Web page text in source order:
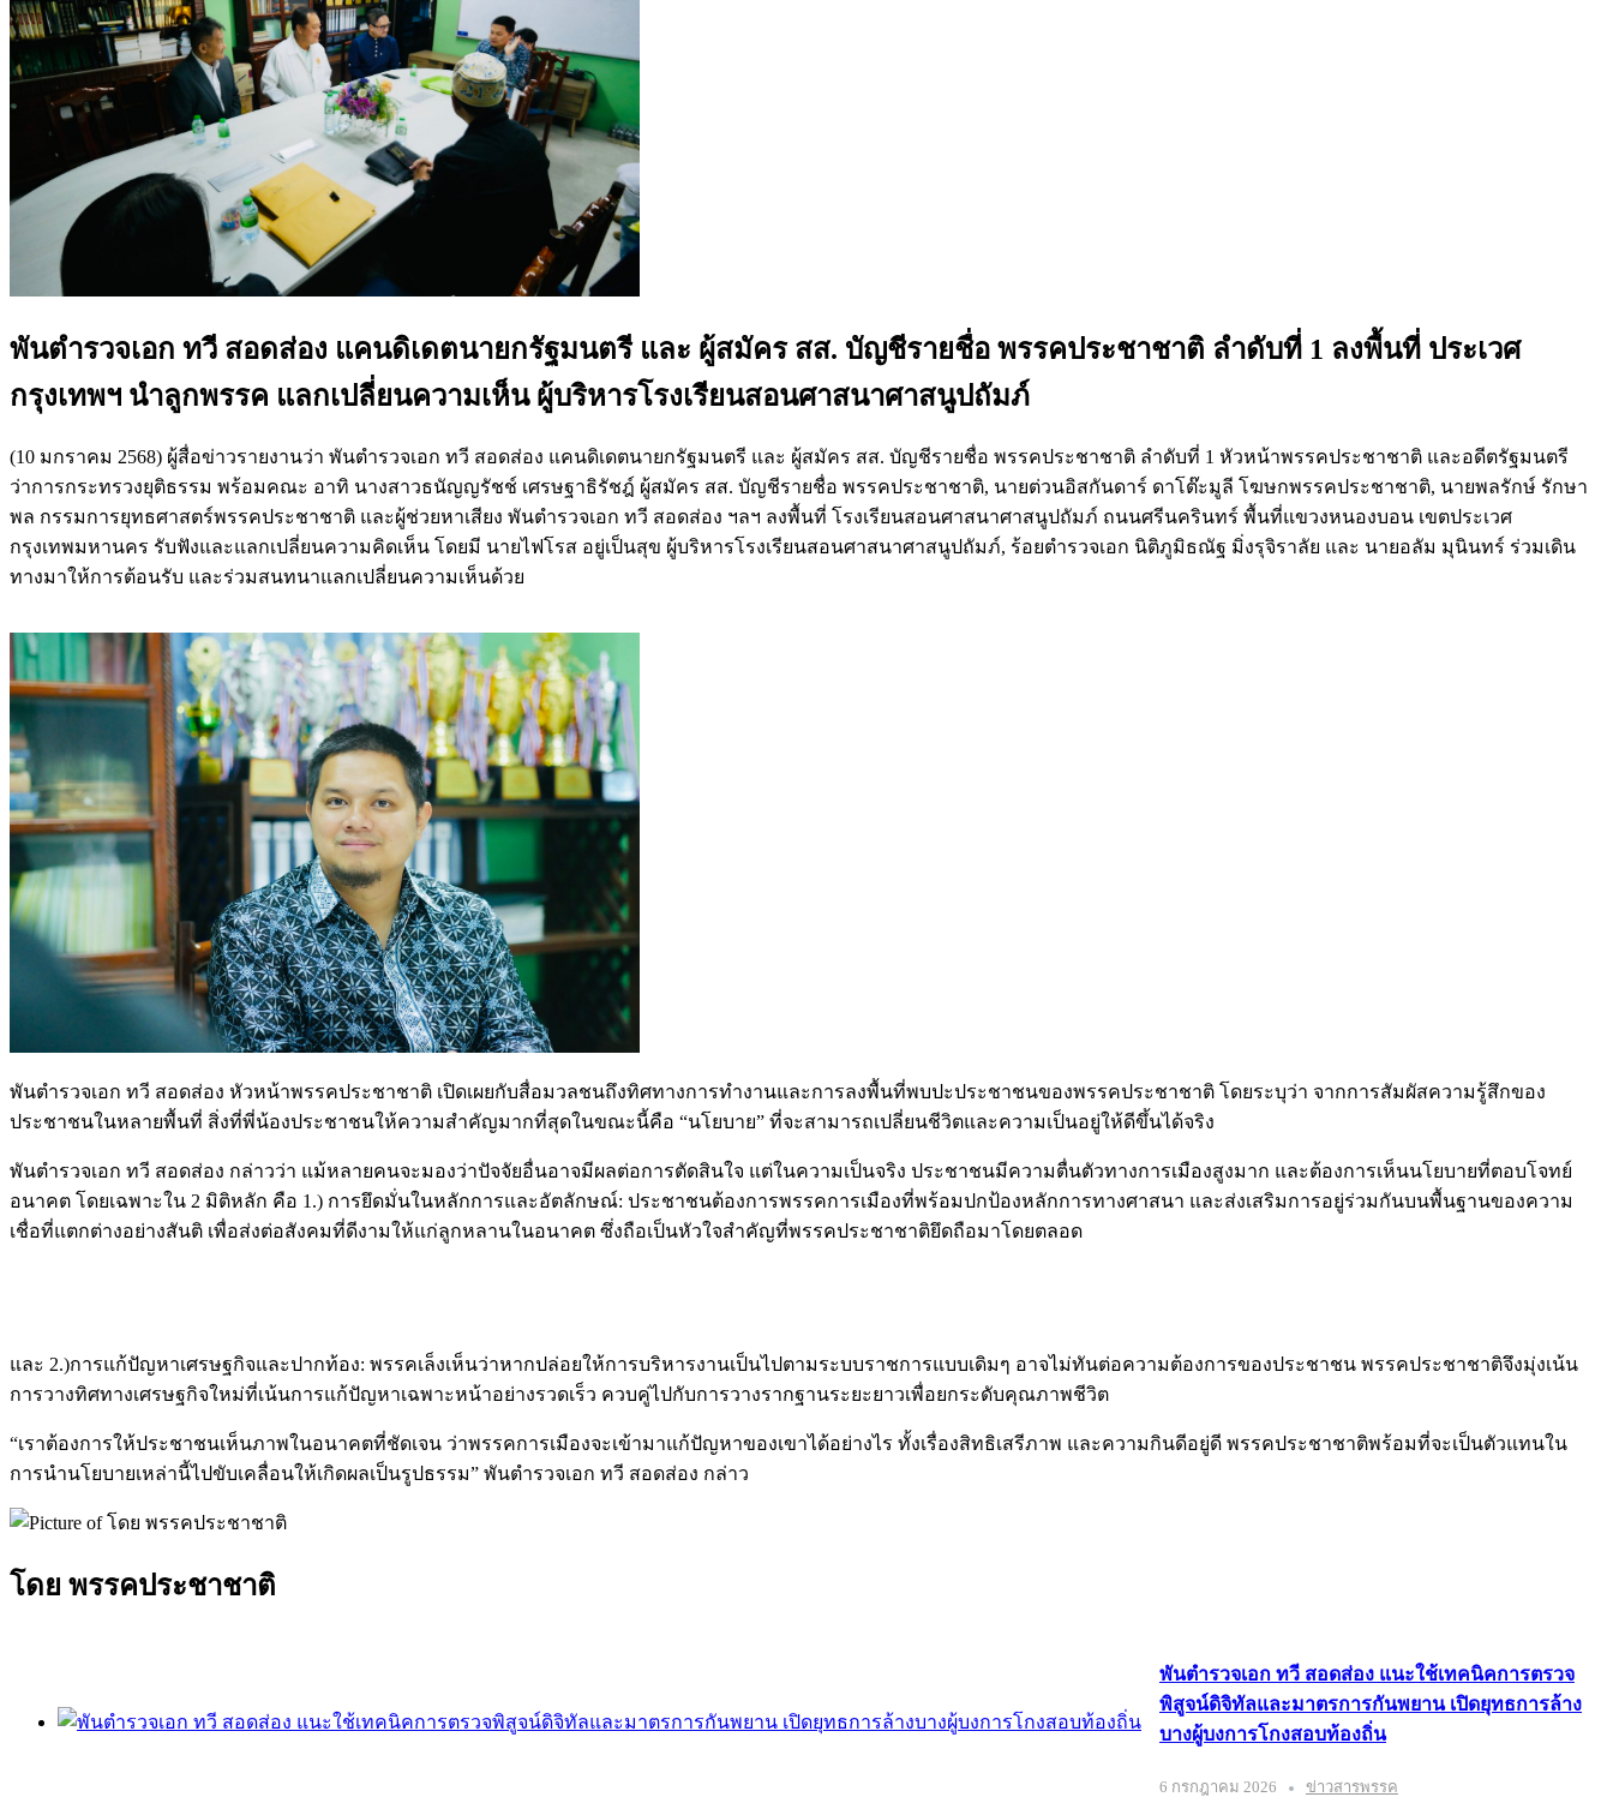
พันตำรวจเอก ทวี สอดส่อง แคนดิเดตนายกรัฐมนตรี และ ผู้สมัคร สส. บัญชีรายชื่อ พรรคประชาชาติ ลำดับที่ 1 ลงพื้นที่ ประเวศ
กรุงเทพฯ นำลูกพรรค แลกเปลี่ยนความเห็น ผู้บริหารโรงเรียนสอนศาสนาศาสนูปถัมภ์
(10 มกราคม 2568) ผู้สื่อข่าวรายงานว่า พันตำรวจเอก ทวี สอดส่อง แคนดิเดตนายกรัฐมนตรี และ ผู้สมัคร สส. บัญชีรายชื่อ พรรคประชาชาติ ลำดับที่ 1 หัวหน้าพรรคประชาชาติ และอดีตรัฐมนตรี
ว่าการกระทรวงยุติธรรม พร้อมคณะ อาทิ นางสาวธนัญญรัชช์ เศรษฐาธิรัชฎ์ ผู้สมัคร สส. บัญชีรายชื่อ พรรคประชาชาติ, นายต่วนอิสกันดาร์ ดาโต๊ะมูลี โฆษกพรรคประชาชาติ, นายพลรักษ์ รักษา
พล กรรมการยุทธศาสตร์พรรคประชาชาติ และผู้ช่วยหาเสียง พันตำรวจเอก ทวี สอดส่อง ฯลฯ ลงพื้นที่ โรงเรียนสอนศาสนาศาสนูปถัมภ์ ถนนศรีนครินทร์ พื้นที่แขวงหนองบอน เขตประเวศ
กรุงเทพมหานคร รับฟังและแลกเปลี่ยนความคิดเห็น โดยมี นายไฟโรส อยู่เป็นสุข ผู้บริหารโรงเรียนสอนศาสนาศาสนูปถัมภ์, ร้อยตำรวจเอก นิติภูมิธณัฐ มิ่งรุจิราลัย และ นายอลัม มุนินทร์ ร่วมเดิน
ทางมาให้การต้อนรับ และร่วมสนทนาแลกเปลี่ยนความเห็นด้วย
พันตำรวจเอก ทวี สอดส่อง หัวหน้าพรรคประชาชาติ เปิดเผยกับสื่อมวลชนถึงทิศทางการทำงานและการลงพื้นที่พบปะประชาชนของพรรคประชาชาติ โดยระบุว่า จากการสัมผัสความรู้สึกของ
ประชาชนในหลายพื้นที่ สิ่งที่พี่น้องประชาชนให้ความสำคัญมากที่สุดในขณะนี้คือ “นโยบาย” ที่จะสามารถเปลี่ยนชีวิตและความเป็นอยู่ให้ดีขึ้นได้จริง
พันตำรวจเอก ทวี สอดส่อง กล่าวว่า แม้หลายคนจะมองว่าปัจจัยอื่นอาจมีผลต่อการตัดสินใจ แต่ในความเป็นจริง ประชาชนมีความตื่นตัวทางการเมืองสูงมาก และต้องการเห็นนโยบายที่ตอบโจทย์
อนาคต โดยเฉพาะใน 2 มิติหลัก คือ 1.) การยึดมั่นในหลักการและอัตลักษณ์: ประชาชนต้องการพรรคการเมืองที่พร้อมปกป้องหลักการทางศาสนา และส่งเสริมการอยู่ร่วมกันบนพื้นฐานของความ
เชื่อที่แตกต่างอย่างสันติ เพื่อส่งต่อสังคมที่ดีงามให้แก่ลูกหลานในอนาคต ซึ่งถือเป็นหัวใจสำคัญที่พรรคประชาชาติยึดถือมาโดยตลอด
และ 2.)การแก้ปัญหาเศรษฐกิจและปากท้อง: พรรคเล็งเห็นว่าหากปล่อยให้การบริหารงานเป็นไปตามระบบราชการแบบเดิมๆ อาจไม่ทันต่อความต้องการของประชาชน พรรคประชาชาติจึงมุ่งเน้น
การวางทิศทางเศรษฐกิจใหม่ที่เน้นการแก้ปัญหาเฉพาะหน้าอย่างรวดเร็ว ควบคู่ไปกับการวางรากฐานระยะยาวเพื่อยกระดับคุณภาพชีวิต
“เราต้องการให้ประชาชนเห็นภาพในอนาคตที่ชัดเจน ว่าพรรคการเมืองจะเข้ามาแก้ปัญหาของเขาได้อย่างไร ทั้งเรื่องสิทธิเสรีภาพ และความกินดีอยู่ดี พรรคประชาชาติพร้อมที่จะเป็นตัวแทนใน
การนำนโยบายเหล่านี้ไปขับเคลื่อนให้เกิดผลเป็นรูปธรรม” พันตำรวจเอก ทวี สอดส่อง กล่าว
โดย พรรคประชาชาติ
พันตำรวจเอก ทวี สอดส่อง แนะใช้เทคนิคการตรวจ
พิสูจน์ดิจิทัลและมาตรการกันพยาน เปิดยุทธการล้าง
บางผู้บงการโกงสอบท้องถิ่น
6 กรกฎาคม 2026 ข่าวสารพรรค